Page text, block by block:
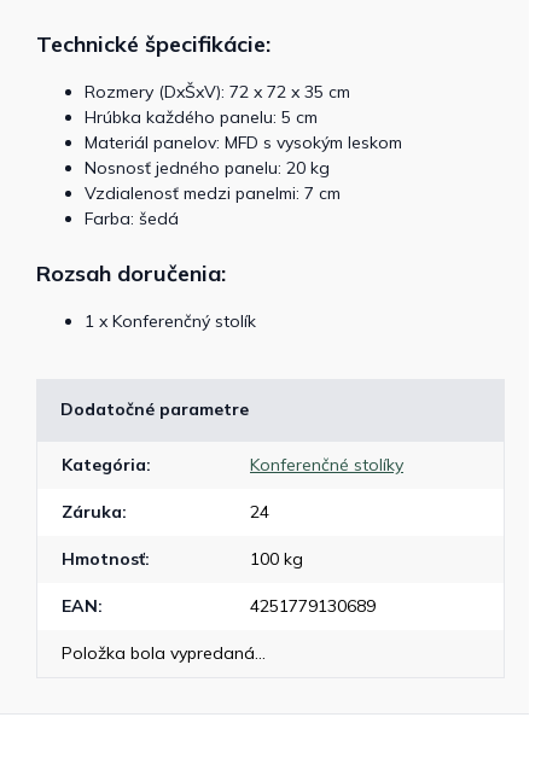
Technické špecifikácie:
Rozmery (DxŠxV): 72 x 72 x 35 cm
Hrúbka každého panelu: 5 cm
Materiál panelov: MFD s vysokým leskom
Nosnosť jedného panelu: 20 kg
Vzdialenosť medzi panelmi: 7 cm
Farba: šedá
Rozsah doručenia:
1 x Konferenčný stolík
Dodatočné parametre
Kategória: Konferenčné stolíky
Záruka: 24
Hmotnosť: 100 kg
EAN: 4251779130689
Položka bola vypredaná…